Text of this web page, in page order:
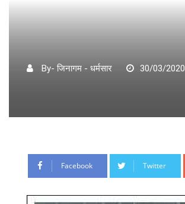
By- जिनागम - धर्मसार 30/03/2020
Facebook Twitter